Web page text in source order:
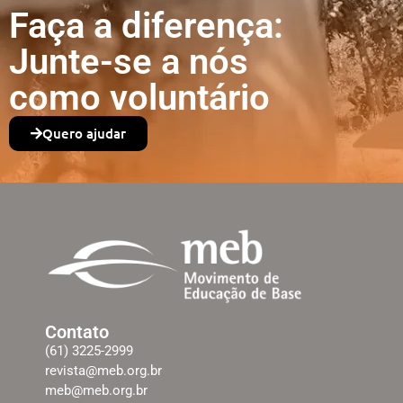
Faça a diferença:
Junte-se a nós
como voluntário
Quero ajudar
Contato
(61) 3225-2999
revista@meb.org.br
meb@meb.org.br